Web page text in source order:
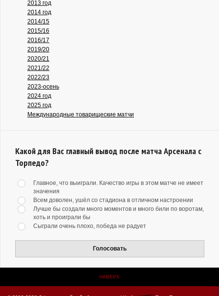
2013 год
2014 год
2014/15
2015/16
2016/17
2019/20
2020/21
2021/22
2022/23
2023-осень
2024 год
2025 год
Международные товарищеские матчи
Какой для Вас главный вывод после матча Арсенала с
Торпедо?
Главное, что выиграли. Качество игры в этом матче не имеет
значения
Всем доволен, ушёл со стадиона в отличном настроении
Лучше бы создали много моментов и много били по воротам,
хоть и проиграли бы
Сыграли очень плохо, победа не радует
Голосовать
НАВЕРХ